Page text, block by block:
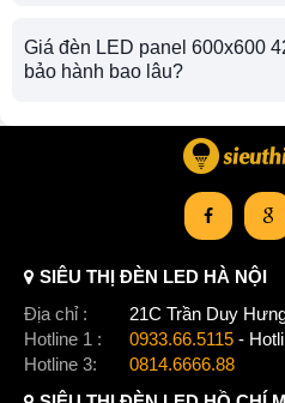
Giá đèn LED panel 600x600
bảo hành bao lâu?
SIÊU THỊ ĐÈN LED HÀ NỘI
Địa chỉ :
21C Trần Duy
Hotline 1 :
0933.66.5115 -
Hotline 3:
0814.6666.88